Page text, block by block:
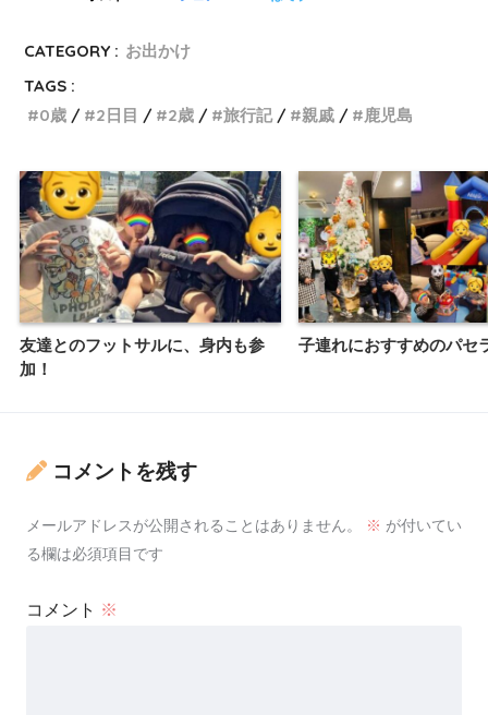
CATEGORY : お出かけ
TAGS :
0歳
2日目 2歳 旅行記 親戚 鹿児島
友達とのフットサルに、身内も参
加！
子連れにおすすめのパセ
コメントを残す
メールアドレスが公開されることはありません。 ※ が付いてい
る欄は必須項目です
コメント ※